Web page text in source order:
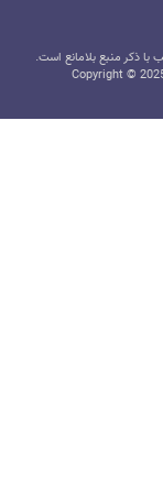
ذکر منبع بلامانع است.
Copyright ©